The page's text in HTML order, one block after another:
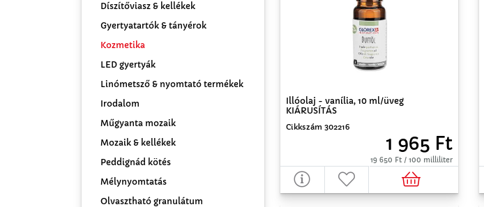
Díszítőviasz & kellékek
Gyertyatartók & tányérok
Kozmetika
LED gyertyák
Linómetsző & nyomtató termékek
Irodalom
Műgyanta mozaik
Mozaik & kellékek
Peddignád kötés
Mélynyomtatás
Olvasztható granulátum
Illóolaj - vanília, 10 ml/üveg
KIÁRUSÍTÁS
Cikkszám 302216
1 965 Ft
19 650 Ft / 100 milliliter